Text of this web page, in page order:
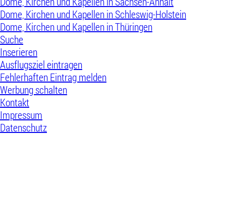
Dome, Kirchen und Kapellen in Schleswig-Holstein
Dome, Kirchen und Kapellen in Thüringen
Suche
Inserieren
Ausflugsziel eintragen
Fehlerhaften Eintrag melden
Werbung schalten
Kontakt
Impressum
Datenschutz